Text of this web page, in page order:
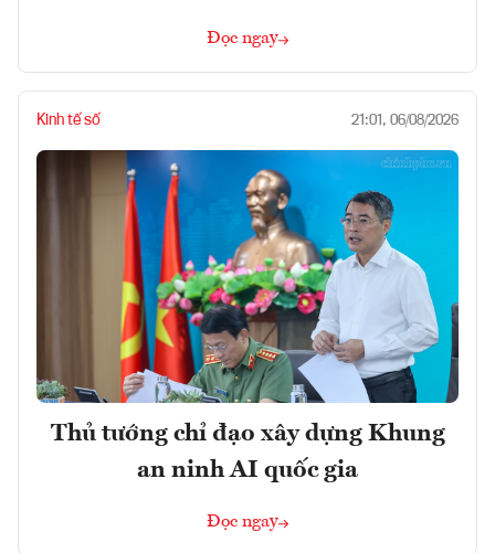
Đọc ngay
Kinh tế số 21:01, 06/08/2026
Thủ tướng chỉ đạo xây dựng Khung
an ninh AI quốc gia
Đọc ngay